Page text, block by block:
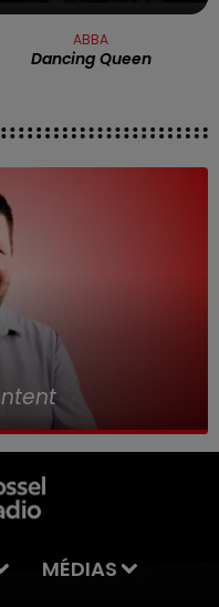
ABBA
Dancing Queen
MÉDIAS